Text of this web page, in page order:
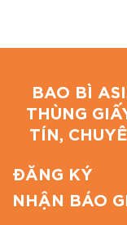
BAO BÌ
THÙNG
TÍN,
ĐĂNG KÝ
NHẬN BÁO